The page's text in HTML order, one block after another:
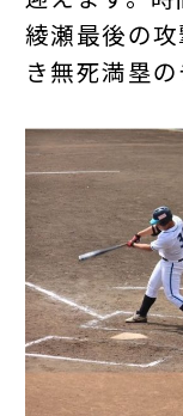
綾瀬最後の
き無死満塁の